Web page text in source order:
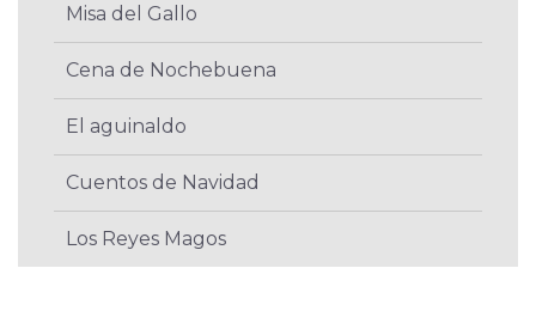
Misa del Gallo
Cena de Nochebuena
El aguinaldo
Cuentos de Navidad
Los Reyes Magos